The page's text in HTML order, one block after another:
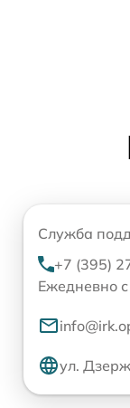
Служба
+7 (395)
Ежедневно
ул.